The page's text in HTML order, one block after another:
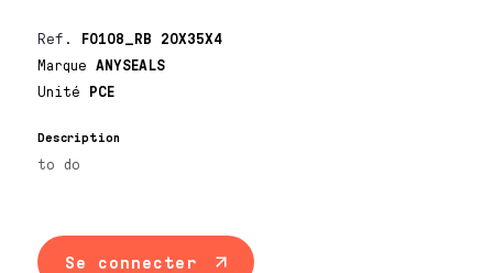
Ref. F0108_RB 20X35X4
MarqueANYSEALS
Unité PCE
Description
to do
Se connecter